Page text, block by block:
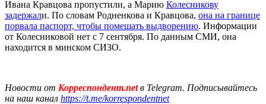
Ивана Кравцова пропустили, а Марию Колесникову
задержали. По словам Родненкова и Кравцова, она на границе
порвала паспорт, чтобы помешать выдворению. Информации
от Колесниковой нет с 7 сентября. По данным СМИ, она
находится в минском СИЗО.
Новости от Корреспондент.netв Telegram. Подписывайтесь
на наш канал https://t.me/korrespondentnet